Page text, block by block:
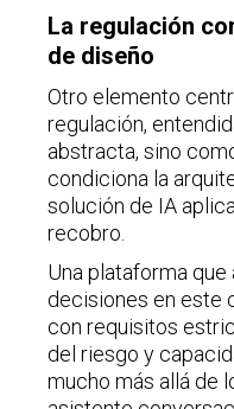
La regulación
de diseño
Otro elemento
regulación,
abstracta, sino
condiciona la
solución de IA
recobro.
Una plataforma
decisiones en este
con requisitos
del riesgo y
mucho más allá de